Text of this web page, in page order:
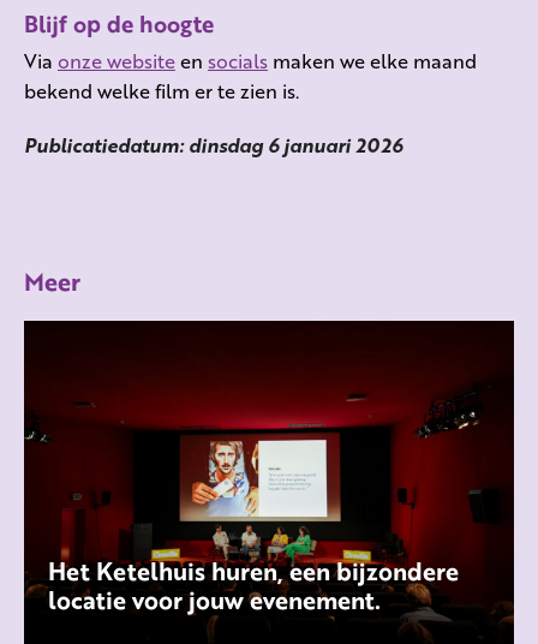
Blijf op de hoogte
Via onze websiteen socials maken we elke maand
bekend welke film er te zien is.
Publicatiedatum: dinsdag 6 januari 2026
Meer
Het Ketelhuis huren, een bijzondere
locatie voor jouw evenement.